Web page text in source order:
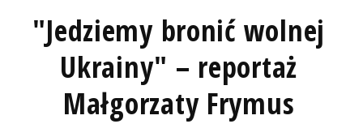
"Jedziemy bronić wolnej
Ukrainy" – reportaż
Małgorzaty Frymus